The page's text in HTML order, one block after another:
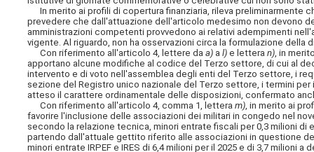
In merito ai profili di copertura finanziaria, rileva preliminarmente
prevedere che dall'attuazione dell'articolo medesimo non devono
amministrazioni competenti provvedono ai relativi adempimenti
vigente. Al riguardo, non ha osservazioni circa la formulazione della
Con riferimento all'articolo 4, lettere daa) al) e letteran), in
apportano alcune modifiche al codice del Terzo settore, di cui al
intervento e di voto nell'assemblea degli enti del Terzo settore, i
sezione del Registro unico nazionale del Terzo settore, i termini
atteso il carattere ordinamentale delle disposizioni, confermato
Con riferimento all'articolo 4, comma 1, letteram), in merito ai
favorire l'inclusione delle associazioni dei militari in congedo nel
secondo la relazione tecnica, minori entrate fiscali per 0,3 milioni di
partendo dall'attuale gettito riferito alle associazioni in questione
minori entrate IRPEF e IRES di 6,4 milioni per il 2025 e di 3,7